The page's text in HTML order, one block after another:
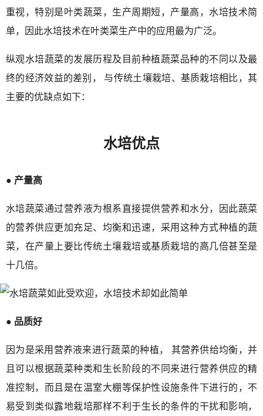
重视，特别是叶类蔬菜，生产周期短，产量高，水培技术简
单，因此水培技术在叶类菜生产中的应用最为广泛。
纵观水培蔬菜的发展历程及目前种植蔬菜品种的不同以及最
终的经济效益的差别， 与传统土壤栽培、基质栽培相比，其
主要的优缺点如下：
水培优点
● 产量高
水培蔬菜通过营养液为根系直接提供营养和水分，因此蔬菜
的营养供应更加充足、均衡和迅速，采用这种方式种植的蔬
菜，在产量上要比传统土壤栽培或基质栽培的高几倍甚至是
十几倍。
● 品质好
因为是采用营养液来进行蔬菜的种植， 其营养供给均衡，并
且可以根据蔬菜种类和生长阶段的不同来进行营养供应的精
准控制，而且是在温室大棚等保护性设施条件下进行的，不
易受到类似露地栽培那样不利于生长的条件的干扰和影响，